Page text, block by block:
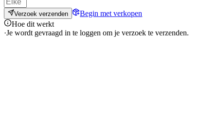
Verzoek verzenden
Begin met verkopen
Hoe dit werkt
·Je wordt gevraagd in te loggen om je verzoek te verzenden.